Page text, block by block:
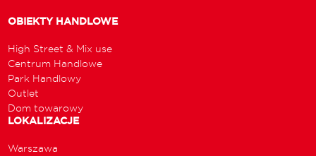
OBIEKTY HANDLOWE
High Street & Mix use
Centrum Handlowe
Park Handlowy
Outlet
Dom towarowy
LOKALIZACJE
Warszawa